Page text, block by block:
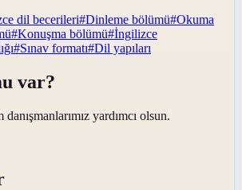
dil becerileri#Dinleme bölümü#Okuma
#Konuşma bölümü#İngilizce
#Sınav formatı#Dil yapıları
var?
yardımcı olsun.